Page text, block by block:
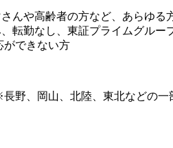
んや高齢者の方など、あらゆ
転勤なし、東証プライムグル
ができない方
野、岡山、北陸、東北などの